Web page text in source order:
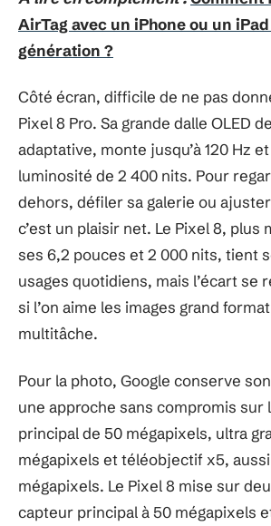
AirTag avec un iPhone ou un
génération ?
Côté écran, difficile de ne pas
Pixel 8 Pro. Sa grande dalle OLED
adaptative, monte jusqu’à 120 Hz
luminosité de 2 400 nits. Pour
dehors, défiler sa galerie ou
c’est un plaisir net. Le Pixel 8, plus
ses 6,2 pouces et 2 000 nits, tient
usages quotidiens, mais l’écart se
si l’on aime les images grand
multitâche.
Pour la photo, Google conserve
une approche sans compromis sur
principal de 50 mégapixels, ultra
mégapixels et téléobjectif x5,
mégapixels. Le Pixel 8 mise sur
capteur principal à 50 mégapixels